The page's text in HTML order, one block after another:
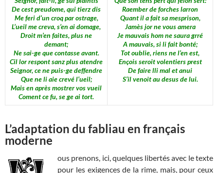
De cest preudome, qui tierz dis
Me feri d’un croq par ostrage,
L’ueil me creva, s’en ai domage,
Droit m’en faites, plus ne
demant;
Ne sai-ge que contasse avant.
Cil lor respont sanz plus atendre
Seignor, ce ne puis-ge deffendre
Que ne li aie crevé l’ueil;
Mais en après mostrer vos vueil
Coment ce fu, se ge ai tort.
Raember de forches larron
Quant il a fait sa mesprison,
Jamès jor ne vous amera
Je mauvais hom ne saura grré
A mauvais, si li fait bonté;
Tot oublie, riens ne l’en est,
Ençois seroit volentiers prest
De faire lli mal et anui
S’il venoit au desus de lui.
L’adaptation du fabliau en français
moderne
ous prenons, ici, quelques libertés avec le texte
pour les exigences de la rime, mais, pour ceux